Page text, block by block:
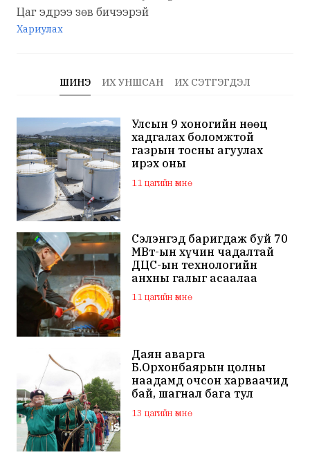
Цаг эдрээ зөв бичээрэй
Хариулах
ШИНЭ ИХ УНШСАН ИХ СЭТГЭГДЭЛ
Улсын 9 хоногийн нөөц
хадгалах боломжтой
газрын тосны агуулах
ирэх оны
арванхоёрдугаар сар
ашиглалтад орно
11 цагийн өмнө
Сэлэнгэд баригдаж буй 70
МВт-ын хүчин чадалтай
ДЦС-ын технологийн
анхны галыг асаалаа
11 цагийн өмнө
Даян аварга
Б.Орхонбаярын цолны
наадамд очсон харваачид
бай, шагнал бага тул
наадамд оролцохгүй
гэдгээ мэдэгдлээ
13 цагийн өмнө